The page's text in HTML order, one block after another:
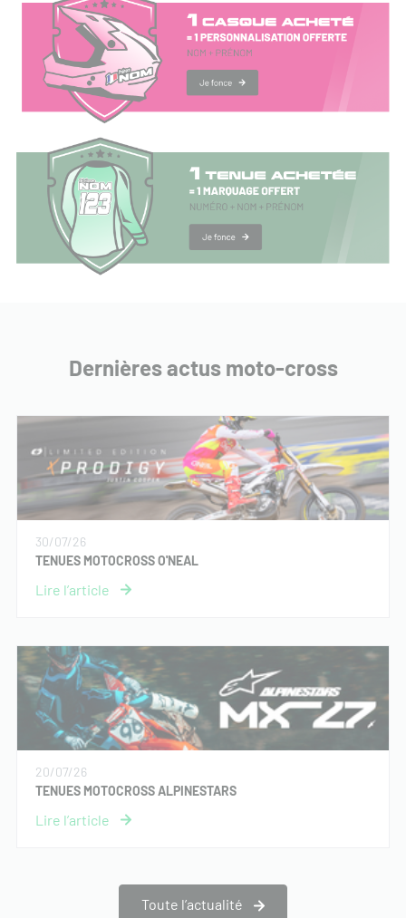
Dernières actus moto-cross
30/07/26
TENUES MOTOCROSS O'NEAL
20/07/26
TENUES MOTOCROSS ALPINESTARS
Toute l’actualité